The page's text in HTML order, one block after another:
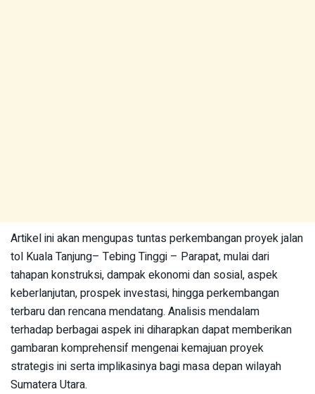
Artikel ini akan mengupas tuntas perkembangan proyek jalan
tol Kuala Tanjung– Tebing Tinggi – Parapat, mulai dari
tahapan konstruksi, dampak ekonomi dan sosial, aspek
keberlanjutan, prospek investasi, hingga perkembangan
terbaru dan rencana mendatang. Analisis mendalam
terhadap berbagai aspek ini diharapkan dapat memberikan
gambaran komprehensif mengenai kemajuan proyek
strategis ini serta implikasinya bagi masa depan wilayah
Sumatera Utara.